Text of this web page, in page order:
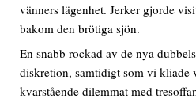
vänners lägenhet. Jerker gjorde
bakom den brötiga sjön.
En snabb rockad av de nya
diskretion, samtidigt som vi kliade
kvarstående dilemmat med